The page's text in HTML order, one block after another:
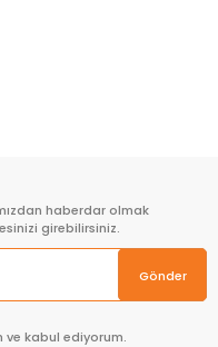
haberdar olmak
girebilirsiniz.
Gönder
ve kabul ediyorum.